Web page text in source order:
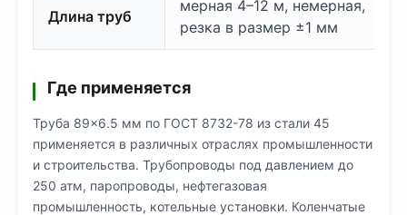
Длина труб
мерная 4–12 м, немерная,
резка в размер ±1 мм
Где применяется
Труба 89×6.5 мм по ГОСТ 8732-78 из стали 45
применяется в различных отраслях промышленности
и строительства. Трубопроводы под давлением до
250 атм, паропроводы, нефтегазовая
промышленность, котельные установки. Коленчатые